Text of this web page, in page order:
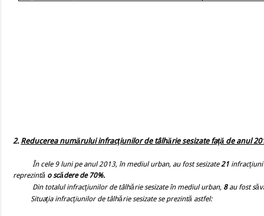
2. Reducerea numărului infracţiunilor de tâlhărie sesizate faţă de anul
În cele 9 luni pe anul 2013, în mediul urban, au fost sesizate21
reprezintă o scădere de 70%.
Din totalul infracţiunilor de tâlhărie sesizateîn mediul urban, 8 au fost
Situaţia infracţiunilor de tâlhărie sesizatese prezintă astfel: